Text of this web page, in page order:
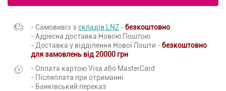
- Самовивіз з складів LNZ - безкоштовно
- Адресна доставка Новою Поштою
- Доставка у відділення Нової Пошти - безкоштовно
для замовлень від 20000 грн
- Оплата картою Visa або MasterCard
- Післяплата при отриманні
- Банківський переказ